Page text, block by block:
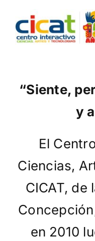
content
“Siente,
y
El
Ciencias,
CICAT, de
en 2010